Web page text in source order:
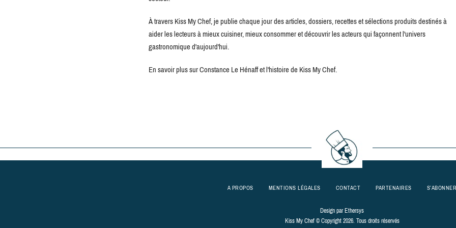
À travers Kiss My Chef, je publie chaque jour des articles, dossiers, recettes et sélections produits destinés à
aider les lecteurs à mieux cuisiner, mieux consommer et découvrir les acteurs qui façonnent l'univers
gastronomique d'aujourd'hui.
En savoir plus sur Constance Le Hénaff et l'histoire de Kiss My Chef.
A PROPOS MENTIONS LÉGALES CONTACT PARTENAIRES
Design parEthersys
Kiss My Chef © Copyright 2026. Tous droits réservés